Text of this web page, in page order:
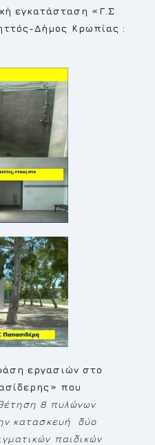
εγκατάσταση «Γ.Σ
Δήμος Κρωπίας :
εργασιών στο
που
8 πυλώνων
κατασκευή δύο
παιδικών